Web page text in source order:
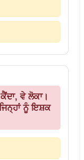
ਵੇ ਲੋਕਾ।
ਨੂੰ ਇਸ਼ਕ